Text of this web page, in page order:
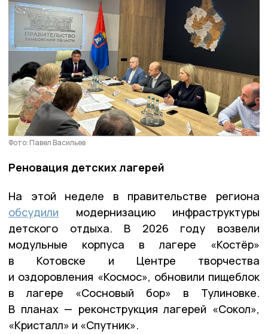
Фото: Павел Васильев
Реновация детских лагерей
На этой неделе в правительстве региона
обсудили модернизацию инфраструктуры
детского отдыха. В 2026 году возвели
модульные корпуса в лагере «Костёр»
в Котовске и Центре творчества
и оздоровления «Космос», обновили пищеблок
в лагере «Сосновый бор» в Тулиновке.
В планах — реконструкция лагерей «Сокол»,
«Кристалл» и «Спутник».